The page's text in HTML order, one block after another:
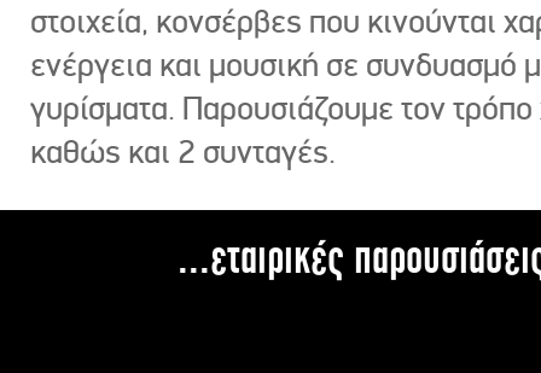
στοιχεία, κονσέρβες που κινούνται
ενέργεια και μουσική σε συνδυασμό
γυρίσματα. Παρουσιάζουμε τον
καθώς και 2 συνταγές.
...εταιρικές